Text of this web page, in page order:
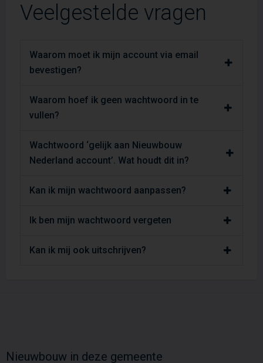
Veelgestelde vragen
Waarom moet ik mijn account via email
bevestigen?
Waarom hoef ik geen wachtwoord in te
vullen?
Wachtwoord ‘gelijk aan Nieuwbouw
Nederland account’. Wat houdt dit in?
Kan ik mijn wachtwoord aanpassen?
Ik ben mijn wachtwoord vergeten
Kan ik mij ook uitschrijven?
Nieuwbouw in deze gemeente